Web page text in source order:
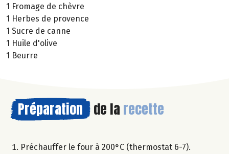
1 Fromage de chèvre
1 Herbes de provence
1 Sucre de canne
1 Huile d'olive
1 Beurre
Préparation de la recette
Préchauffer le four à 200°C (thermostat 6-7).